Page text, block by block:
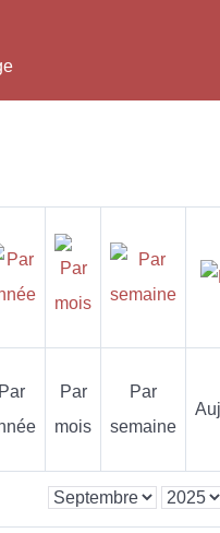
Par
Par
mois
Par
semaine